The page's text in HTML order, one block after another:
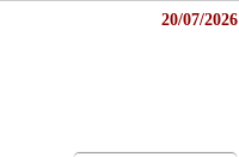
20/07/2026